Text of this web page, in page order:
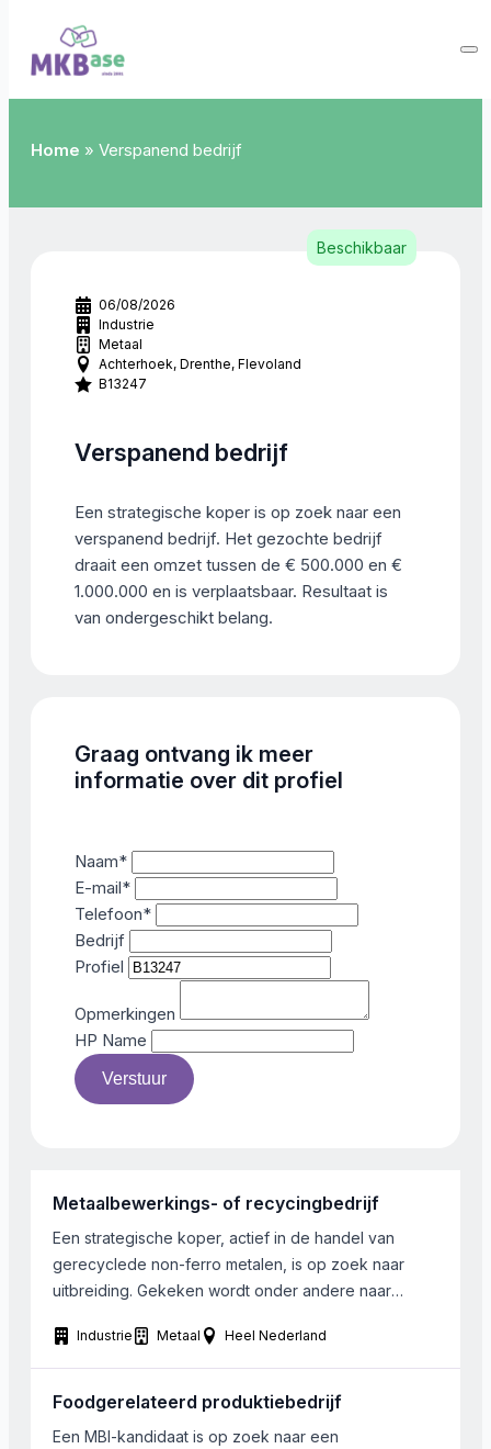
Home » Verspanend bedrijf
06/08/2026
Industrie
Metaal
Achterhoek Drenthe Flevoland
B13247
Verspanend bedrijf
Een strategische koper is op zoek naar een
verspanend bedrijf. Het gezochte bedrijf
draait een omzet tussen de € 500.000 en €
1.000.000 en is verplaatsbaar. Resultaat is
van ondergeschikt belang.
Beschikbaar
Graag ontvang ik meer
informatie over dit profiel
Naam*
E-mail*
Telefoon*
Bedrijf
Profiel
Opmerkingen
HP Name
Verstuur
Metaalbewerkings- of recycingbedrijf
Een strategische koper, actief in de handel van
gerecyclede non-ferro metalen, is op zoek naar
uitbreiding. Gekeken wordt onder andere naar
gerecycled metaal of de handel en/of bewerking
van halffabrikaten. Gezochte bedrijven kunnen in
heel Nederland gevestigd zijn, met een voorkeur
Industrie Metaal Heel Nederland
Foodgerelateerd produktiebedrijf
Een MBI-kandidaat is op zoek naar een